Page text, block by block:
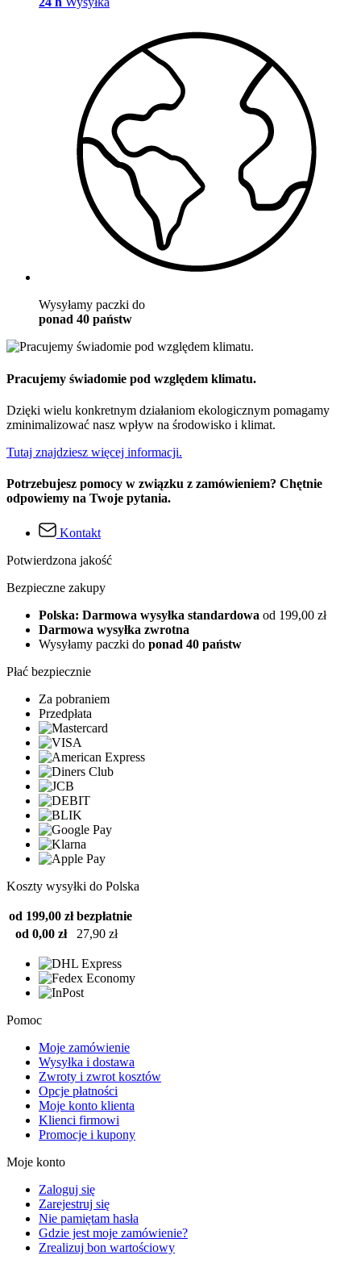
Wysyłamy paczki do
ponad 40 państw
Pracujemy świadomie pod względem klimatu.
Dzięki wielu konkretnym działaniom ekologicznym pomagamy
zminimalizować nasz wpływ na środowisko i klimat.
Tutaj znajdziesz więcej informacji.
Potrzebujesz pomocy w związku z zamówieniem? Chętnie
odpowiemy na Twoje pytania.
Kontakt
Potwierdzona jakość
Bezpieczne zakupy
Polska: Darmowa wysyłka standardowa od 199,00 zł
Darmowa wysyłka zwrotna
Wysyłamy paczki do ponad 40 państw
Płać bezpiecznie
Za pobraniem
Przedpłata
Koszty wysyłki do Polska
od 199,00 zł bezpłatnie
od 0,00 zł
27,90 zł
Pomoc
Moje zamówienie
Wysyłka i dostawa
Zwroty i zwrot kosztów
Opcje płatności
Moje konto klienta
Klienci firmowi
Promocje i kupony
Moje konto
Zaloguj się
Zarejestruj się
Nie pamiętam hasła
Gdzie jest moje zamówienie?
Zrealizuj bon wartościowy